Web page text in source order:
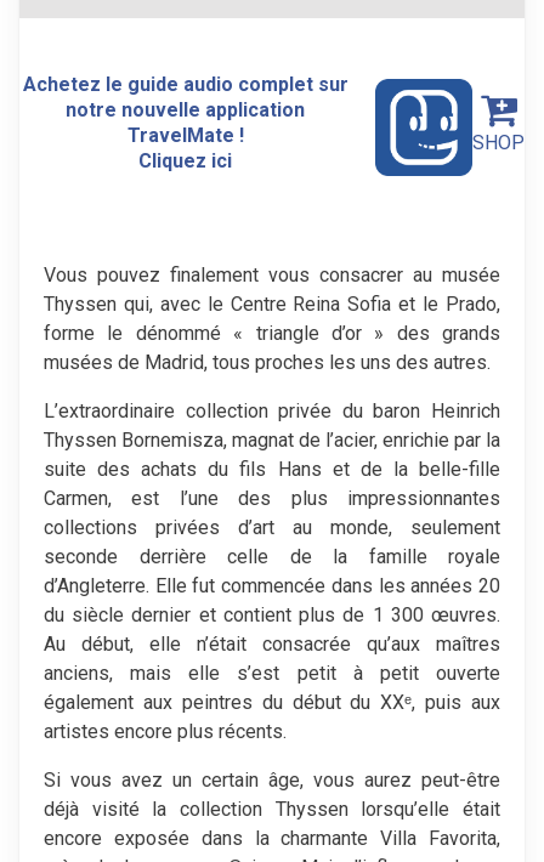
Achetez le guide audio complet sur
notre nouvelle application
TravelMate !
Cliquez ici
SHOP
Vous pouvez finalement vous consacrer au musée
Thyssen qui, avec le Centre Reina Sofia et le Prado,
forme le dénommé « triangle d’or » des grands
musées de Madrid, tous proches les uns des autres.
L’extraordinaire collection privée du baron Heinrich
Thyssen Bornemisza, magnat de l’acier, enrichie par la
suite des achats du fils Hans et de la belle-fille
Carmen, est l’une des plus impressionnantes
collections privées d’art au monde, seulement
seconde derrière celle de la famille royale
d’Angleterre. Elle fut commencée dans les années 20
du siècle dernier et contient plus de 1 300 œuvres.
Au début, elle n’était consacrée qu’aux maîtres
anciens, mais elle s’est petit à petit ouverte
également aux peintres du début du XXᵉ, puis aux
artistes encore plus récents.
Si vous avez un certain âge, vous aurez peut-être
déjà visité la collection Thyssen lorsqu’elle était
encore exposée dans la charmante Villa Favorita,